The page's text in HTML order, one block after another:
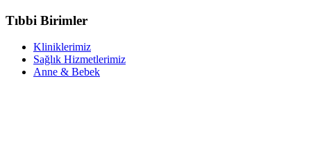
Tıbbi Birimler
Kliniklerimiz
Sağlık Hizmetlerimiz
Anne & Bebek